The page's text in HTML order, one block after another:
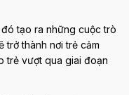
tạo ra những cuộc trò
trở thành nơi trẻ cảm
trẻ vượt qua giai đoạn